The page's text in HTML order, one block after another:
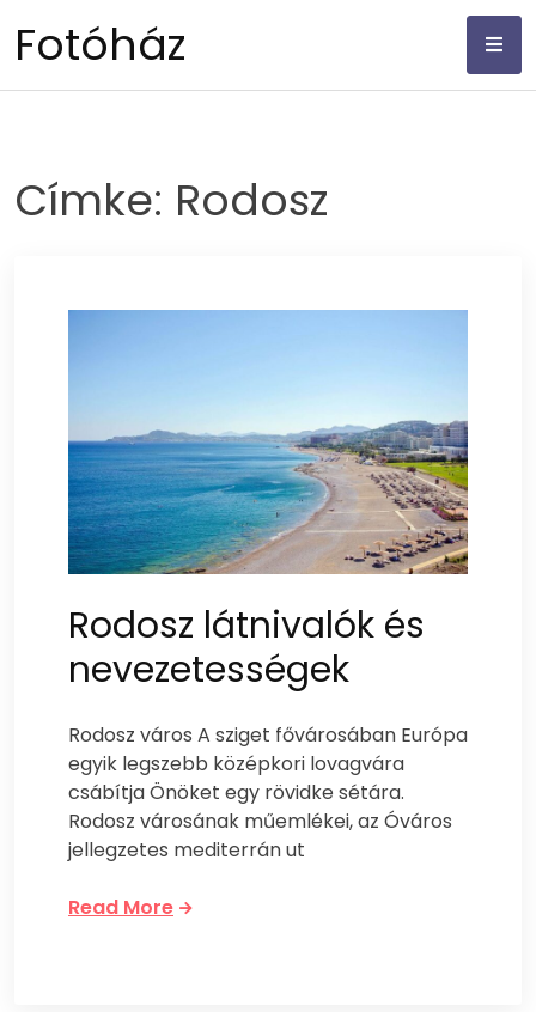
Fotóház
Címke: Rodosz
Rodosz látnivalók és
nevezetességek
Rodosz város A sziget fővárosában Európa
egyik legszebb középkori lovagvára
csábítja Önöket egy rövidke sétára.
Rodosz városának műemlékei, az Óváros
jellegzetes mediterrán ut
Read More